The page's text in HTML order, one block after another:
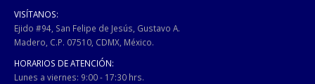
VISÍTANOS:
Ejido #94, San Felipe de Jesús, Gustavo A.
Madero, C.P. 07510, CDMX, México.
HORARIOS DE ATENCIÓN:
Lunes a viernes: 9:00 - 17:30 hrs.